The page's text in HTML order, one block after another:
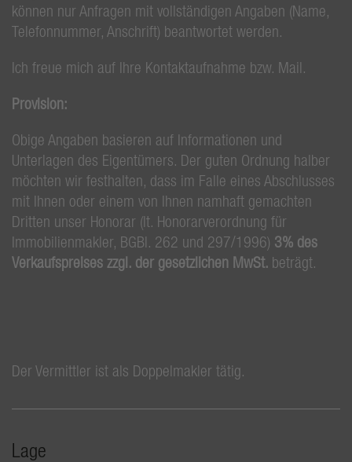
können nur Anfragen mit vollständigen Angaben (Name,
Telefonnummer, Anschrift) beantwortet werden.
Ich freue mich auf Ihre Kontaktaufnahme bzw. Mail.
Provision:
Obige Angaben basieren auf Informationen und
Unterlagen des Eigentümers. Der guten Ordnung halber
möchten wir festhalten, dass im Falle eines Abschlusses
mit Ihnen oder einem von Ihnen namhaft gemachten
Dritten unser Honorar (lt. Honorarverordnung für
Immobilienmakler, BGBl. 262 und 297/1996) 3% des
Verkaufspreises zzgl. der gesetzlichen MwSt. beträgt.
Der Vermittler ist als Doppelmakler tätig.
Lage